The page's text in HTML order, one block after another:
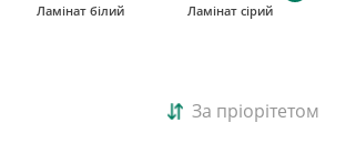
Ламінат білий Ламінат сірий
За пріорітетом